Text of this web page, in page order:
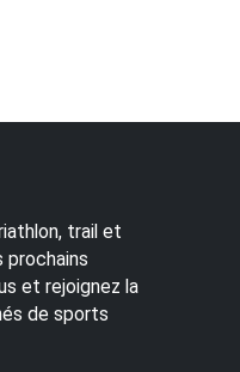
trail et
prochains
et rejoignez la
de sports